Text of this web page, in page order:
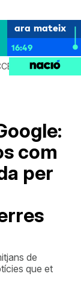
ara mateix
16:49
AGENDA
com
per
de
que et